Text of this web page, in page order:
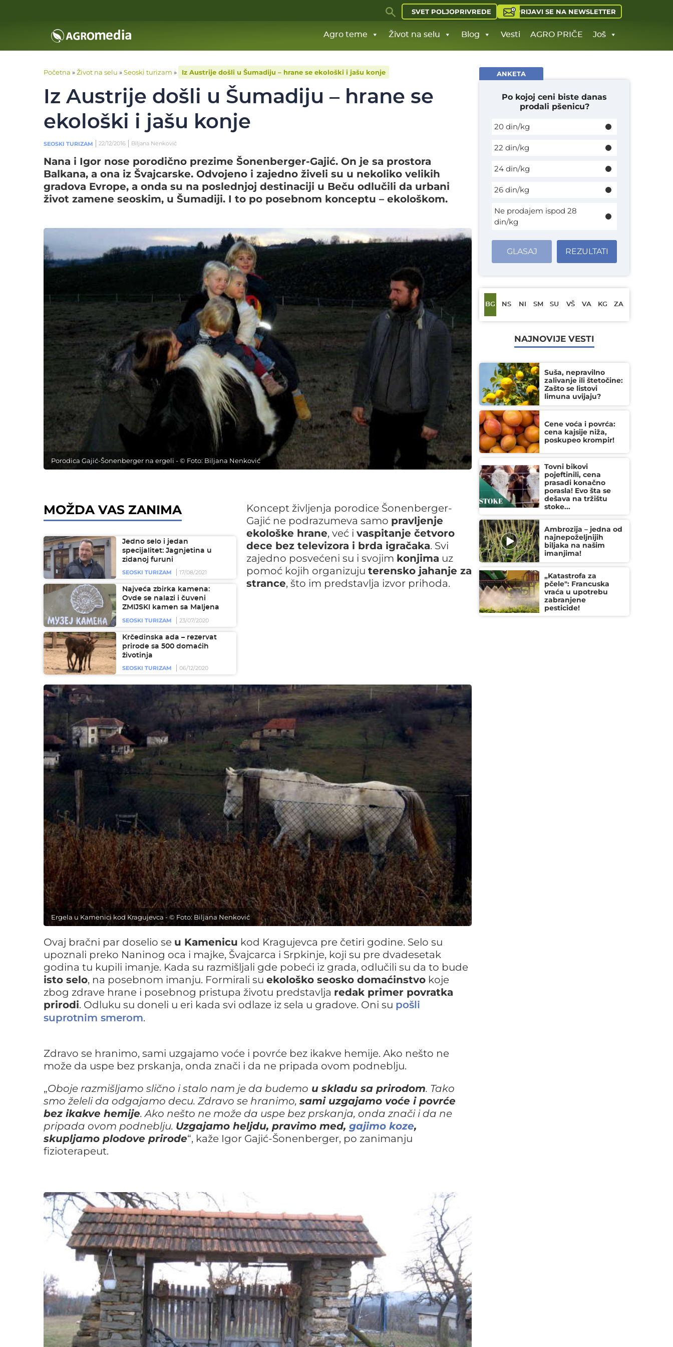
SVET POLJOPRIVREDE PRIJAVI SE NA NEWSLETTER
Agro teme Život na selu Blog Vesti AGRO PRIČE Još
Početna »Život na selu »Seoski turizam » Iz Austrije došli u Šumadiju – hrane se ekološki i jašu konje
Iz Austrije došli u Šumadiju – hrane se
ekološki i jašu konje
SEOSKI TURIZAM 22/12/2016 Biljana Nenković
Nana i Igor nose porodično prezime Šonenberger-Gajić. On je sa prostora
Balkana, a ona iz Švajcarske. Odvojeno i zajedno živeli su u nekoliko velikih
gradova Evrope, a onda su na poslednjoj destinaciji u Beču odlučili da urbani
život zamene seoskim, u Šumadiji. I to po posebnom konceptu – ekološkom.
Porodica Gajić-Šonenberger na ergeli - © Foto: Biljana Nenković
MOŽDA VAS ZANIMA
Jedno selo i jedan
specijalitet: Jagnjetina u
zidanoj furuni
SEOSKI TURIZAM
17/08/2021
Najveća zbirka kamena:
Ovde se nalazi i čuveni
ZMIJSKI kamen sa Maljena
SEOSKI TURIZAM
23/07/2020
Krčedinska ada – rezervat
prirode sa 500 domaćih
životinja
SEOSKI TURIZAM
06/12/2020
Koncept življenja porodice Šonenberger-
Gajić ne podrazumeva samo pravljenje
ekološke hrane, već i vaspitanje četvoro
dece bez televizora i brda igračaka. Svi
zajedno posvećeni su i svojim konjima uz
pomoć kojih organizuju terensko jahanje za
strance, što im predstavlja izvor prihoda.
Ergela u Kamenici kod Kragujevca - © Foto: Biljana Nenković
Ovaj bračni par doselio se u Kamenicu kod Kragujevca pre četiri godine. Selo su
upoznali preko Naninog oca i majke, Švajcarca i Srpkinje, koji su pre dvadesetak
godina tu kupili imanje. Kada su razmišljali gde pobeći iz grada, odlučili su da to bude
isto selo, na posebnom imanju. Formirali su ekološko seosko domaćinstvo koje
zbog zdrave hrane i posebnog pristupa životu predstavlja redak primer povratka
prirodi. Odluku su doneli u eri kada svi odlaze iz sela u gradove. Oni su pošli
suprotnim smerom.
Zdravo se hranimo, sami uzgajamo voće i povrće bez ikakve hemije. Ako nešto ne
može da uspe bez prskanja, onda znači i da ne pripada ovom podneblju.
„Oboje razmišljamo slično i stalo nam je da budemo u skladu sa prirodom. Tako
smo želeli da odgajamo decu. Zdravo se hranimo, sami uzgajamo voće i povrće
bez ikakve hemije. Ako nešto ne može da uspe bez prskanja, onda znači i da ne
pripada ovom podneblju. Uzgajamo heljdu, pravimo med, gajimo koze,
skupljamo plodove prirode“, kaže Igor Gajić-Šonenberger, po zanimanju
fizioterapeut.
ANKETA
Po kojoj ceni biste danas
prodali pšenicu?
20 din/kg
22 din/kg
24 din/kg
26 din/kg
Ne prodajem ispod 28
din/kg
GLASAJ REZULTATI
BG NS NI SM SU VŠ VA KG ZA
NAJNOVIJE VESTI
Suša, nepravilno
zalivanje ili štetočine:
Zašto se listovi
limuna uvijaju?
Cene voća i povrća:
cena kajsije niža,
poskupeo krompir!
Tovni bikovi
pojeftinili, cena
prasadi konačno
porasla! Evo šta se
dešava na tržištu
stoke...
Ambrozija – jedna od
najnepoželjnijih
biljaka na našim
imanjima!
„Katastrofa za
pčele": Francuska
vraća u upotrebu
zabranjene
pesticide!